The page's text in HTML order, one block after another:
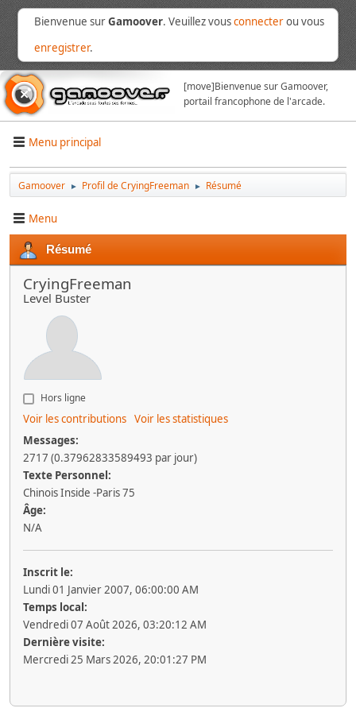
Bienvenue surGamoover. Veuillez vousconnecterou vous
enregistrer.
[move]Bienvenue sur Gamoover,
portail francophone de l'arcade.
Menu principal
Gamoover ► Profil de CryingFreeman ► Résumé
Menu
Résumé
CryingFreeman
Level Buster
Hors ligne
Voir les contributions Voir les statistiques
Messages:
2717 (0.37962833589493 par jour)
Texte Personnel:
Chinois Inside -Paris 75
Âge:
N/A
Inscrit le:
Lundi 01 Janvier 2007, 06:00:00 AM
Temps local:
Vendredi 07 Août 2026, 03:20:12 AM
Dernière visite:
Mercredi 25 Mars 2026, 20:01:27 PM